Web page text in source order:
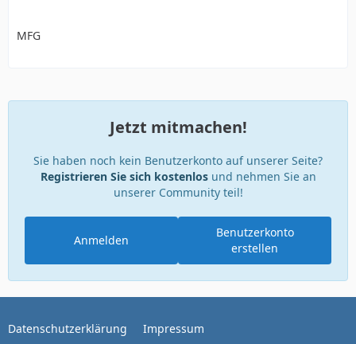
MFG
Jetzt mitmachen!
Sie haben noch kein Benutzerkonto auf unserer Seite?
Registrieren Sie sich kostenlosund nehmen Sie an
unserer Community teil!
Benutzerkonto
erstellen
Anmelden
Datenschutzerklärung Impressum